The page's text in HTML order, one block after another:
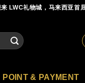
LWC礼物城，马来西亚首
POINT & PAYMENT